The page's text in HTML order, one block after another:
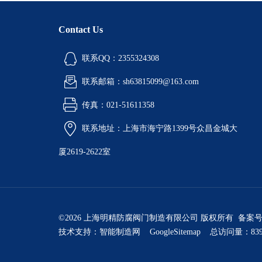
Contact Us
联系QQ：2355324308
联系邮箱：sh63815099@163.com
传真：021-51611358
联系地址：上海市海宁路1399号众昌金城大
厦2619-2622室
©2026 上海明精防腐阀门制造有限公司 版权所有 备案
技术支持： 智能制造网 GoogleSitemap 总访问量：